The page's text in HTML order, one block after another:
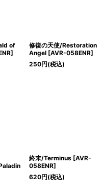
of
修復の天使/Restoration
Angel [AVR-058ENR]
250円(税込)
終末/Terminus [AVR-
058ENR]
620円(税込)